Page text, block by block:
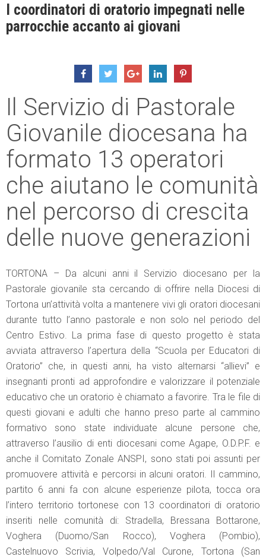
I coordinatori di oratorio impegnati nelle
parrocchie accanto ai giovani
Il Servizio di Pastorale
Giovanile diocesana ha
formato 13 operatori
che aiutano le comunità
nel percorso di crescita
delle nuove generazioni
TORTONA – Da alcuni anni il Servizio diocesano per la
Pastorale giovanile sta cercando di offrire nella Diocesi di
Tortona un’attività volta a mantenere vivi gli oratori diocesani
durante tutto l’anno pastorale e non solo nel periodo del
Centro Estivo. La prima fase di questo progetto è stata
avviata attraverso l’apertura della “Scuola per Educatori di
Oratorio” che, in questi anni, ha visto alternarsi “allievi” e
insegnanti pronti ad approfondire e valorizzare il potenziale
educativo che un oratorio è chiamato a favorire. Tra le file di
questi giovani e adulti che hanno preso parte al cammino
formativo sono state individuate alcune persone che,
attraverso l’ausilio di enti diocesani come Agape, O.D.P.F. e
anche il Comitato Zonale ANSPI, sono stati poi assunti per
promuovere attività e percorsi in alcuni oratori. Il cammino,
partito 6 anni fa con alcune esperienze pilota, tocca ora
l’intero territorio tortonese con 13 coordinatori di oratorio
inseriti nelle comunità di: Stradella, Bressana Bottarone,
Voghera (Duomo/San Rocco), Voghera (Pombio),
Castelnuovo Scrivia, Volpedo/Val Curone, Tortona (San